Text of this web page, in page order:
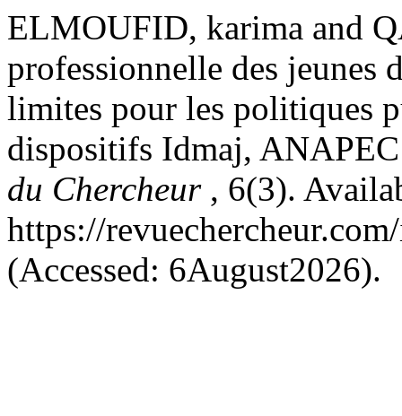
ELMOUFID, karima and
professionnelle des jeunes
limites pour les politiques
dispositifs Idmaj,
du Chercheur , 6(3).
https://
(Accessed: 6August2026).